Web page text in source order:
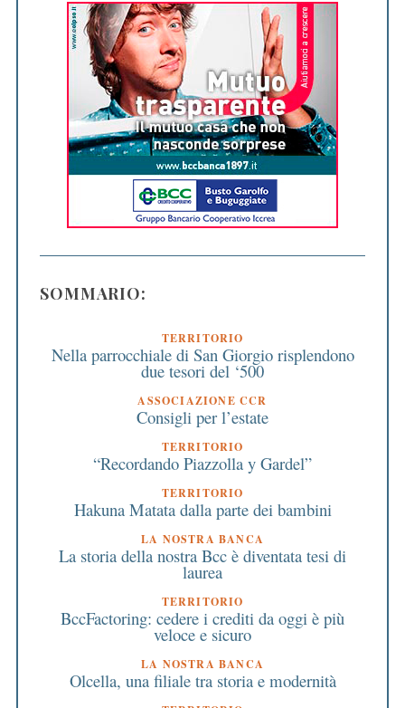
SOMMARIO:
TERRITORIO
Nella parrocchiale di San Giorgio risplendono
due tesori del ‘500
ASSOCIAZIONE CCR
Consigli per l’estate
TERRITORIO
“Recordando Piazzolla y Gardel”
TERRITORIO
Hakuna Matata dalla parte dei bambini
LA NOSTRA BANCA
La storia della nostra Bcc è diventata tesi di
laurea
TERRITORIO
BccFactoring: cedere i crediti da oggi è più
veloce e sicuro
LA NOSTRA BANCA
Olcella, una filiale tra storia e modernità